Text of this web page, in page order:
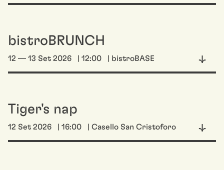
bistroBRUNCH
12 — 13 Set 2026 | 12:00 | bistroBASE
Tiger's nap
12 Set 2026 | 16:00 | Casello San Cristoforo